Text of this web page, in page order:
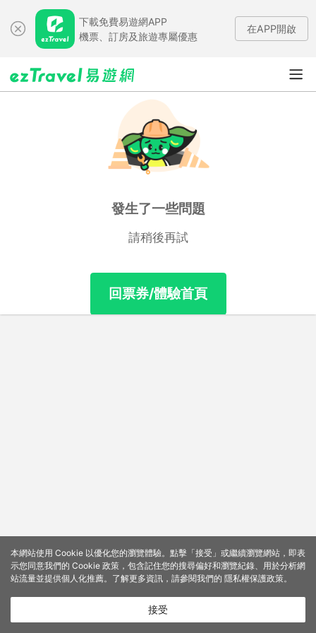
下載免費易遊網APP
機票、訂房及旅遊專屬優惠
在APP開啟
發生了一些問題
請稍後再試
回票券/體驗首頁
本網站使用 Cookie 以優化您的瀏覽體驗。點擊「接受」或繼續瀏覽網站，即表
示您同意我們的 Cookie 政策，包含記住您的搜尋偏好和瀏覽紀錄、用於分析網
站流量並提供個人化推薦。了解更多資訊，請參閱我們的 隱私權保護政策。
接受